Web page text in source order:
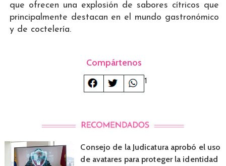
que ofrecen una explosión de sabores cítricos que
principalmente destacan en el mundo gastronómico
y de coctelería.
Compártenos
1
Consejo de la Judicatura aprobó el uso
de avatares para proteger la identidad